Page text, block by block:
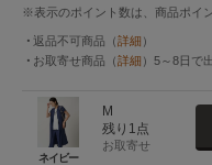
※表示のポイント数は、商品ポイ
返品不可商品 （詳細 ）
お取寄せ商品 （詳細 ） 5～8日 で
ネイビー
M
残り1点
お取寄せ